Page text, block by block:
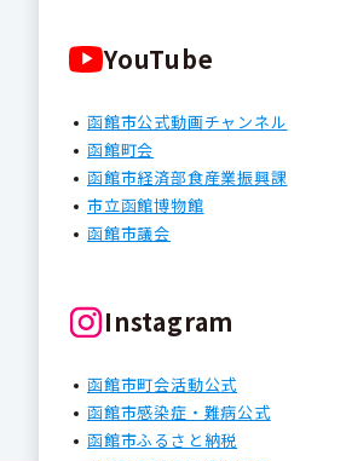
YouTube
函館市公式動画チャンネル
函館町会
函館市経済部食産業振興課
市立函館博物館
函館市議会
Instagram
函館市町会活動公式
函館市感染症・難病公式
函館市ふるさと納税